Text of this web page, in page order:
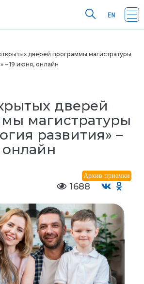
дверей программы магистратуры
– 19 июня, онлайн
дверей
магистратуры
развития» –
Архив приемки
1688